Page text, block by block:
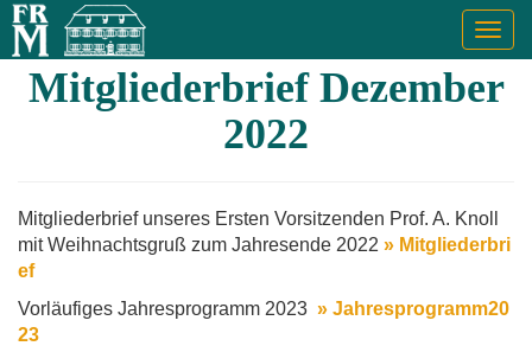
Mitgliederbrief Dezember
2022
Mitgliederbrief unseres Ersten Vorsitzenden Prof. A. Knoll
mit Weihnachtsgruß zum Jahresende 2022 » Mitgliederbri
ef
Vorläufiges Jahresprogramm 2023 » Jahresprogramm20
23